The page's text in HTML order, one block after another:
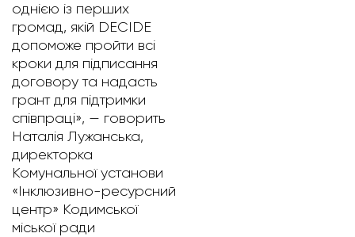
однією із перших
громад, якій DECIDE
допоможе пройти всі
кроки для підписання
договору та надасть
грант для підтримки
співпраці», — говорить
Наталія Лужанська,
директорка
Комунальної установи
«Інклюзивно-ресурсний
центр» Кодимської
міської ради